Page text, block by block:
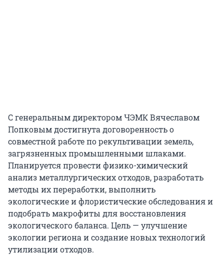
С генеральным директором ЧЭМК Вячеславом
Попковым достигнута договоренность о
совместной работе по рекультивации земель,
загрязненных промышленными шлаками.
Планируется провести физико-химический
анализ металлургических отходов, разработать
методы их переработки, выполнить
экологические и флористические обследования и
подобрать макрофиты для восстановления
экологического баланса. Цель — улучшение
экологии региона и создание новых технологий
утилизации отходов.